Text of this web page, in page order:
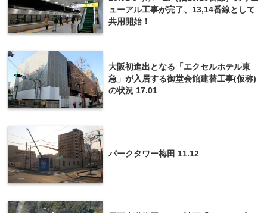
ューアル工事が完了、13,14番線として
共用開始！
大阪初進出となる「エクセルホテル東
急」が入居する御堂会館建替工事(仮称)
の状況 17.01
パークタワー梅田 11.12